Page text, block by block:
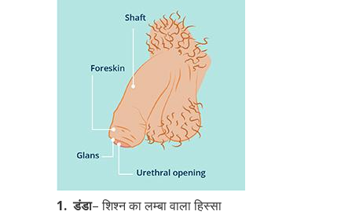
1. डंडा– शिश्न का लम्बा वाला हिस्सा